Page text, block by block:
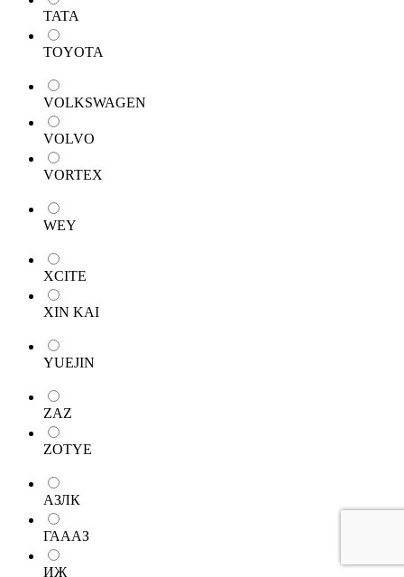
TATA
TOYOTA
VOLKSWAGEN
VOLVO
VORTEX
WEY
XCITE
XIN KAI
YUEJIN
ZAZ
ZOTYE
АЗЛК
ГАААЗ
ИЖ